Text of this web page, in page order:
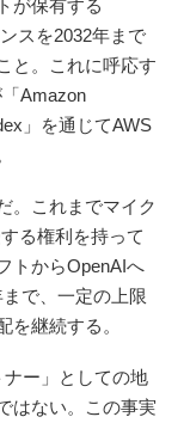
が保有する
スを2032年まで
と。これに呼応す
Amazon
」を通じてAWS
。これまでマイク
る権利を持って
トからOpenAIへ
で、一定の上限
を継続する。
ー」としての地
はない。この事実